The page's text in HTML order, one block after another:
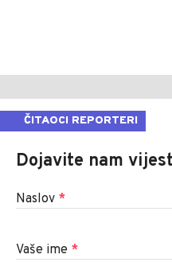
ČITAOCI REPORTERI
Dojavite nam vijest
Naslov *
Vaše ime *